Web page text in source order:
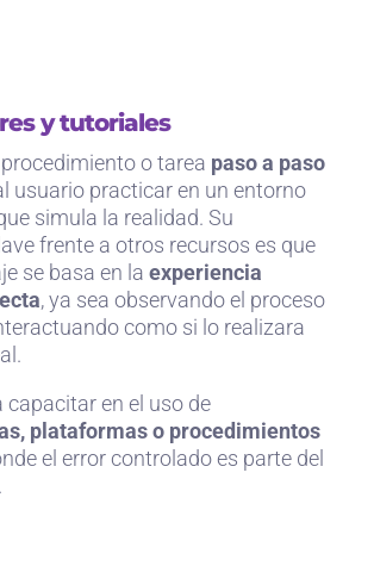
y tutoriales
o tarea paso a paso
usuario practicar en un entorno
simula la realidad. Su
frente a otros recursos es que
se basa en la experiencia
, ya sea observando el proceso
como si lo realizara
capacitar en el uso de
plataformas o procedimientos
el error controlado es parte del